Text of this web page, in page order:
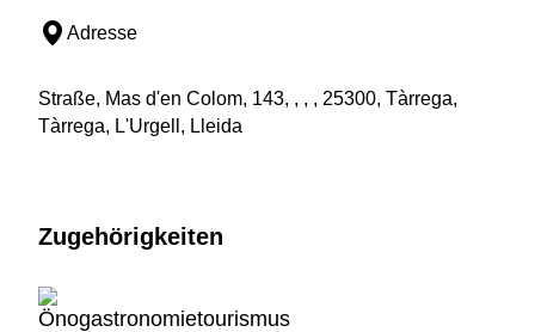
Adresse
Straße, Mas d'en Colom, 143, , , , 25300, Tàrrega,
Tàrrega, L'Urgell, Lleida
Zugehörigkeiten